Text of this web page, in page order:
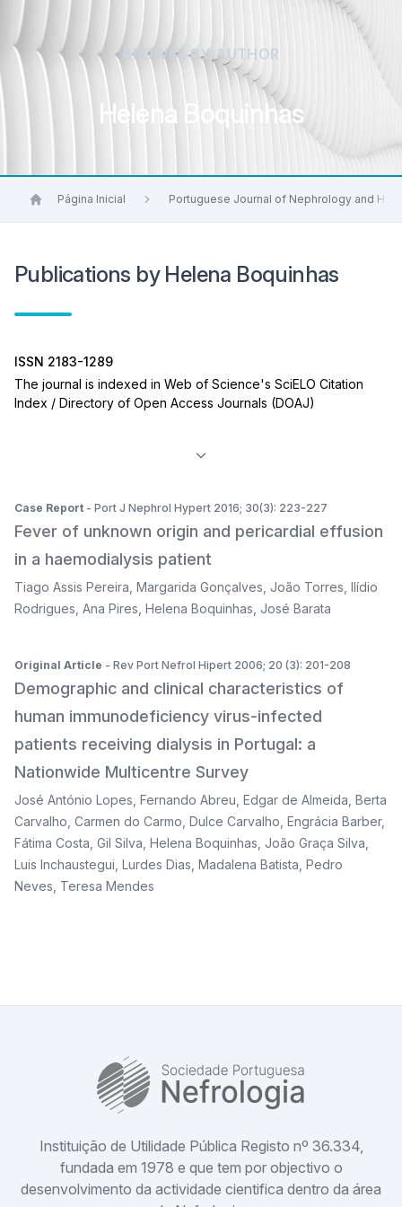
BROWSE BY AUTHOR
Helena Boquinhas
Página Inicial Portuguese Journal of Nephrology and
Publications by Helena Boquinhas
ISSN 2183-1289
The journal is indexed in Web of Science's SciELO Citation
Index / Directory of Open Access Journals (DOAJ)
Case Report - Port J Nephrol Hypert 2016; 30(3): 223-227
Fever of unknown origin and pericardial effusion
in a haemodialysis patient
Tiago Assis Pereira Margarida Gonçalves João Torres Ilídio
Rodrigues Ana Pires Helena Boquinhas José Barata
Original Article - Rev Port Nefrol Hipert 2006; 20 (3): 201-208
Demographic and clinical characteristics of
human immunodeficiency virus-infected
patients receiving dialysis in Portugal: a
Nationwide Multicentre Survey
José António Lopes Fernando Abreu Edgar de Almeida Berta
Carvalho Carmen do Carmo Dulce Carvalho Engrácia Barber,
Fátima Costa Gil Silva Helena Boquinhas João Graça Silva
Luis Inchaustegui Lurdes Dias Madalena Batista Pedro
Neves Teresa Mendes
Instituição de Utilidade Pública Registo nº 36.334,
fundada em 1978 e que tem por objectivo o
desenvolvimento da actividade cientifica dentro da área